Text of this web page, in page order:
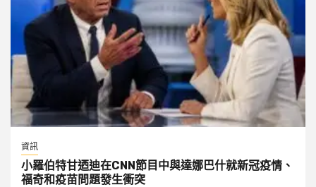
資訊
小羅伯特甘迺迪在CNN節目中與達娜巴什就新冠疫情、
福奇和疫苗問題發生衝突